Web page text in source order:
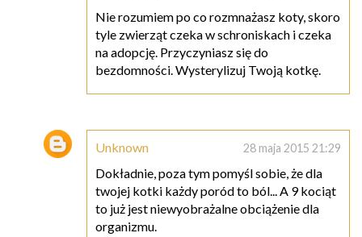
Nie rozumiem po co rozmnażasz koty, skoro
tyle zwierząt czeka w schroniskach i czeka
na adopcję. Przyczyniasz się do
bezdomności. Wysterylizuj Twoją kotkę.
Unknown 28 maja 2015 21:29
Dokładnie, poza tym pomyśl sobie, że dla
twojej kotki każdy poród to ból... A 9 kociąt
to już jest niewyobrażalne obciążenie dla
organizmu.